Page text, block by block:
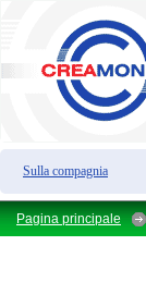
Sulla compagnia
Pagina principale